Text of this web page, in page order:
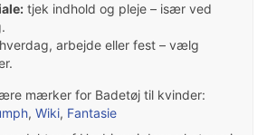
tjek indhold og pleje – især ved
hverdag, arbejde eller fest – vælg
mærker for Badetøj til kvinder:
, Wiki, Fantasie